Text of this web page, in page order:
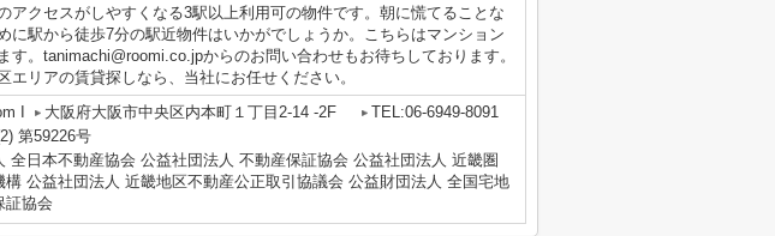
アクセスがしやすくなる3駅以上利用可の物件です。朝に慌てることな
に駅から徒歩7分の駅近物件はいかがでしょうか。こちらはマンション
す。tanimachi@roomi.co.jpからのお問い合わせもお待ちしております。
エリアの賃貸探しなら、当社にお任せください。
I 大阪府大阪市中央区内本町１丁目2-14 -2F
TEL:06-6949-8091
第59226号
全日本不動産協会 公益社団法人 不動産保証協会 公益社団法人 近畿圏
構 公益社団法人 近畿地区不動産公正取引協議会 公益財団法人 全国宅地
証協会